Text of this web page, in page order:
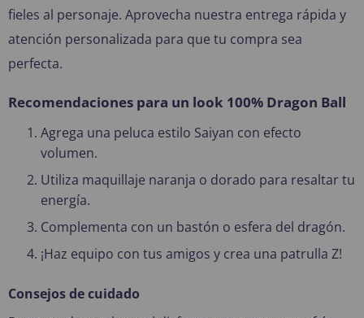
fieles al personaje. Aprovecha nuestra entrega rápida y
atención personalizada para que tu compra sea
perfecta.
Recomendaciones para un look 100% Dragon Ball
Agrega una peluca estilo Saiyan con efecto
volumen.
Utiliza maquillaje naranja o dorado para resaltar tu
energía.
Complementa con un bastón o esfera del dragón.
¡Haz equipo con tus amigos y crea una patrulla Z!
Consejos de cuidado